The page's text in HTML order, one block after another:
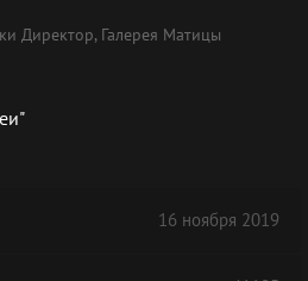
Директор, Галерея Матицы
16 ноября 2019